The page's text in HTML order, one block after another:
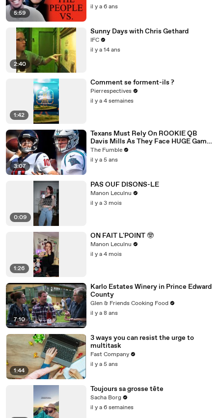
5:59
il y a 6 ans
2:40
Sunny Days with Chris Gethard
IFC
il y a 14 ans
1:42
Comment se forment-ils ?
Pierrespectives
il y a 4 semaines
3:07
Texans Must Rely On ROOKIE QB
Davis Mills As They Face HUGE Game
Against The Panthers: TNF Preview
The Fumble
il y a 5 ans
0:09
PAS OUF DISONS-LE
Manon Leculnu
il y a 3 mois
1:26
ON FAIT L'POINT 🤓
Manon Leculnu
il y a 4 mois
7:10
Karlo Estates Winery in Prince Edward
County
Glen & Friends Cooking Food
il y a 8 ans
1:44
3 ways you can resist the urge to
multitask
Fast Company
il y a 5 ans
Toujours sa grosse tête
Sacha Borg
il y a 6 semaines